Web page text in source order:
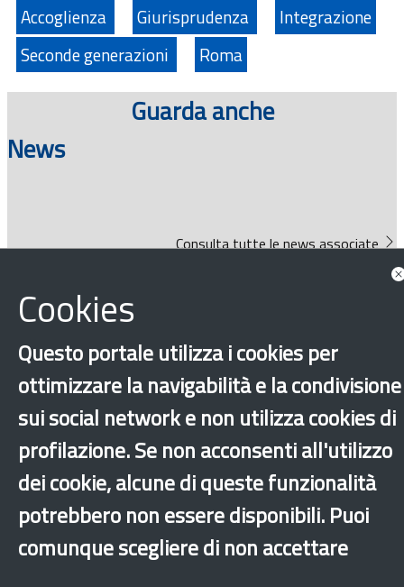
Accoglienza Giurisprudenza
Integrazione
Seconde generazioni
Roma
Guarda anche
News
Consulta tutte le news associate
›×
Cookies
Questo portale utilizza i cookies per
ottimizzare la navigabilità e la condivisione
sui social network e non utilizza cookies di
profilazione. Se non acconsenti all'utilizzo
dei cookie, alcune di queste funzionalità
potrebbero non essere disponibili. Puoi
comunque scegliere di non accettare
Dichiarazione di accessibilità Mappa del sito Legal & Privacy
Contatti